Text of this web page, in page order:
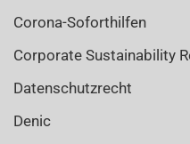
Corona-Soforthilfen
Corporate Sustainability
Datenschutzrecht
Denic